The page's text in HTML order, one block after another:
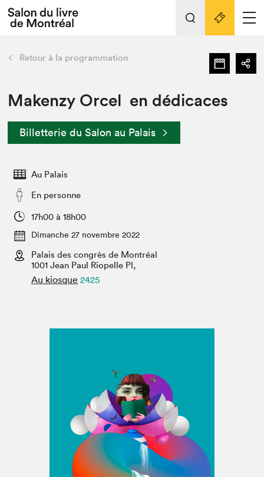
Espace exposant⋅e⋅s
Espace enseignant·e·s
Espace médias
L'événement
Préparer sa visite au Salon
Actualités
SLM PRO
retour Nos activités
Préparer sa visite
Salon dans la ville et en ligne
Projets partenaires
Liens pratiques
Retour à la programmation
Makenzy Orcel en dédicaces
Billetterie du Salon au Palais
Au Palais
En personne
17h00 à 18h00
Dimanche 27 novembre 2022
Palais des congrès de Montréal
1001 Jean Paul Riopelle Pl,
Au kiosque 2425